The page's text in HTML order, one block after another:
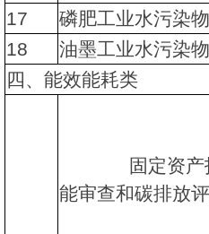
17
磷肥工业水污染
18
油墨工业水污染
四、能效能耗类
固定资产投
能审查和碳排放